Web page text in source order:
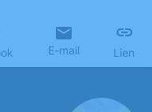
E-mail Lien